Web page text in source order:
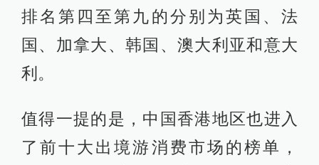
排名第四至第九的分别为英国、法
国、加拿大、韩国、澳大利亚和意大
利。
值得一提的是，中国香港地区也进入
了前十大出境游消费市场的榜单，